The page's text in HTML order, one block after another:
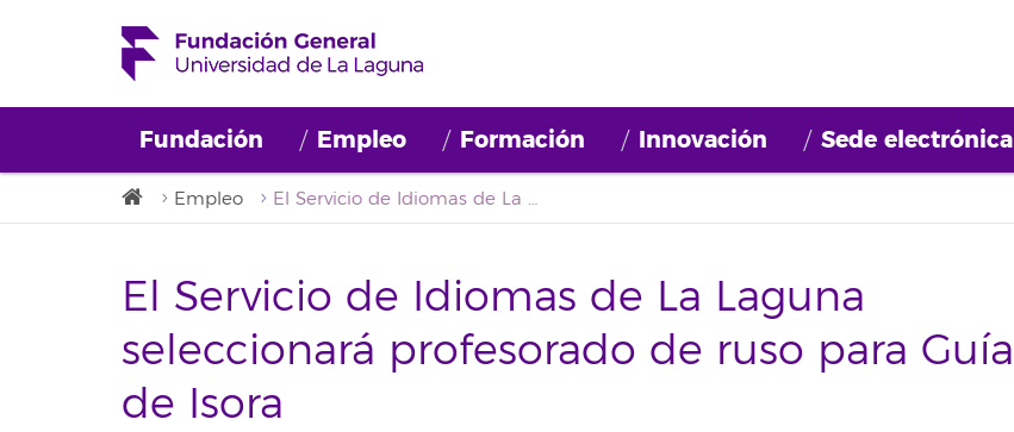
Fundación Empleo Formación Innovación Sede electrónica
Empleo El Servicio de Idiomas de La Laguna seleccionará profesorado de ruso para Guía de Isora
El Servicio de Idiomas de La Laguna
seleccionará profesorado de ruso para Guía
de Isora